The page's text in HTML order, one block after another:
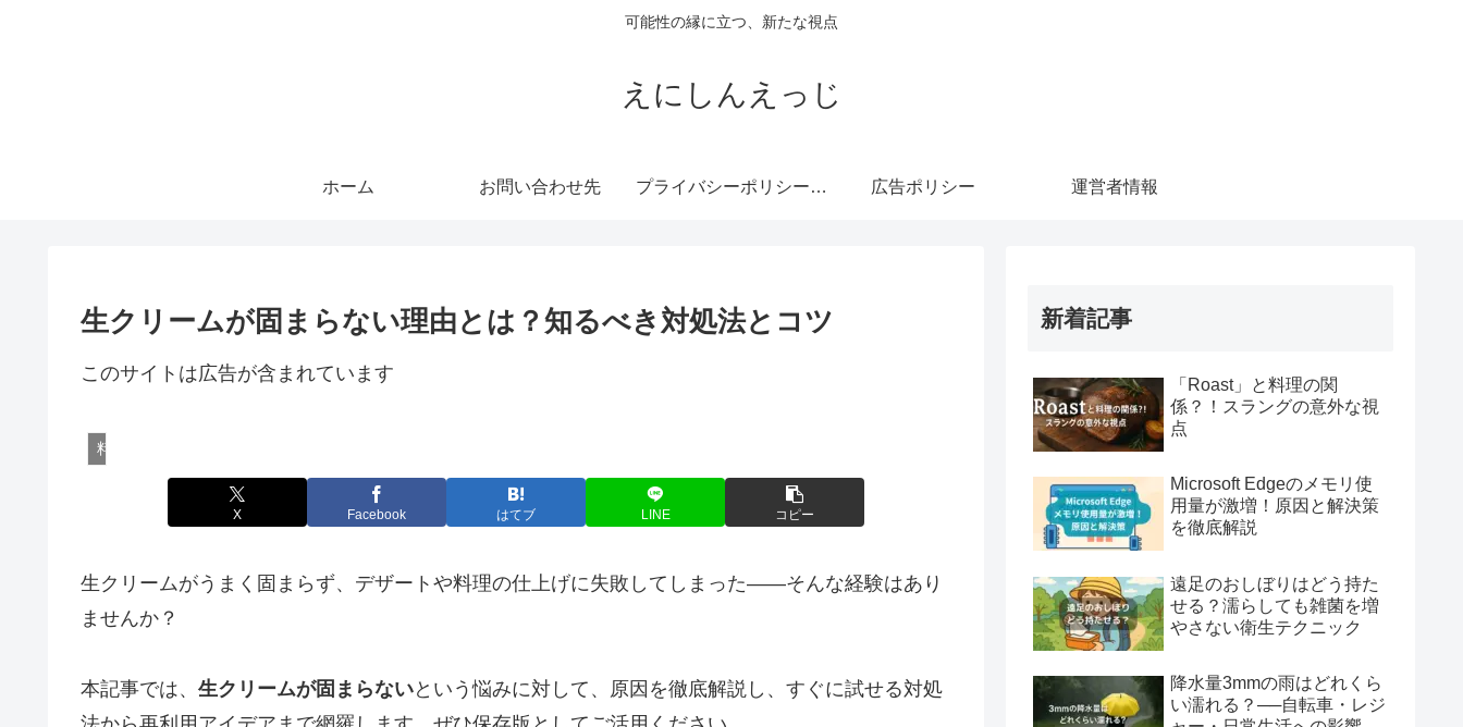
可能性の縁に立つ、新たな視点
えにしんえっじ
ホーム お問い合わせ先 プライバシーポリシー・免責事項 広告ポリシー 運営者情報
生クリームが固まらない理由とは？知るべき対処法とコツ
このサイトは広告が含まれています
料理と食文化
X Facebook はてブ LINE コピー
生クリームがうまく固まらず、デザートや料理の仕上げに失敗してしまった――そんな経験はあり
ませんか？
本記事では、 生クリームが固まらないという悩みに対して、原因を徹底解説し、すぐに試せる対処
新着記事
「Roast」と料理の関
係？！スラングの意外な視
点
Microsoft Edgeのメモリ使
用量が激増！原因と解決策
を徹底解説
遠足のおしぼりはどう持た
せる？濡らしても雑菌を増
やさない衛生テクニック
降水量3mmの雨はどれくら
い濡れる？──自転車・レジ